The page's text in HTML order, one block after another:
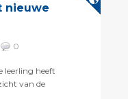
nieuwe
0
leerling heeft
van de